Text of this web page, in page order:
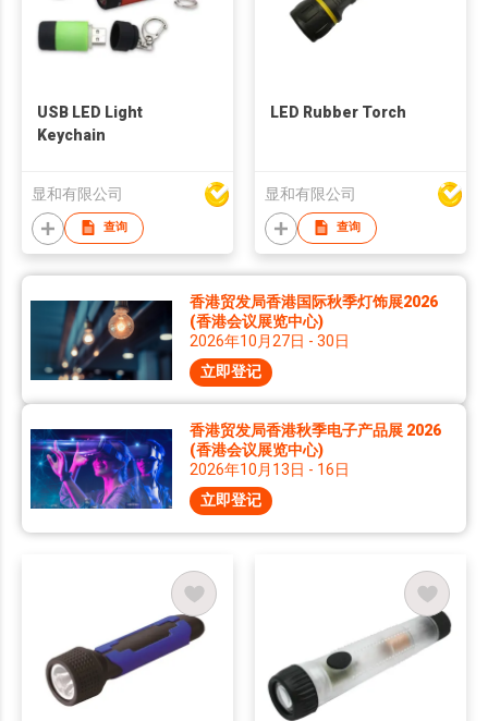
USB LED Light
Keychain
显和有限公司
查询
LED Rubber Torch
显和有限公司
查询
香港贸发局香港国际秋季灯饰展2026
(香港会议展览中心)
2026年10月27日 - 30日
立即登记
香港贸发局香港秋季电子产品展 2026
(香港会议展览中心)
2026年10月13日 - 16日
立即登记